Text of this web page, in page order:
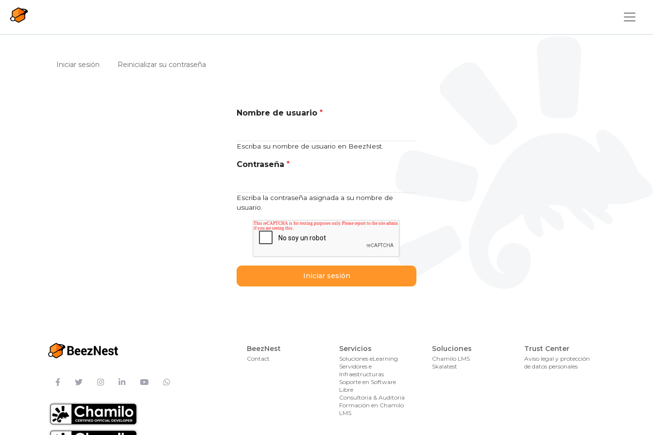
Solapas principales
Iniciar sesión (solapa activa)
Reinicializar su contraseña
Nombre de usuario
Escriba su nombre de usuario en BeezNest.
Contraseña
Escriba la contraseña asignada a su nombre de
usuario.
BeezNest
Contact
Servicios
Soluciones eLearning
Servidores e
Infraestructuras
Soporte en Software
Libre
Consultoria & Auditoria
Formación en Chamilo
LMS
Soluciones
Chamilo LMS
Skalatest
Trust Center
Aviso legal y protección
de datos personales